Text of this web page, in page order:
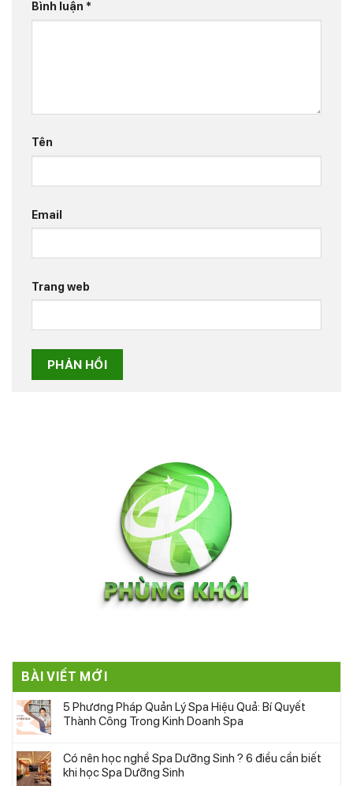
Bình luận *
Tên
Email
Trang web
BÀI VIẾT MỚI
5 Phương Pháp Quản Lý Spa Hiệu Quả: Bí Quyết
Thành Công Trong Kinh Doanh Spa
Có nên học nghề Spa Dưỡng Sinh ? 6 điều cần biết
khi học Spa Dưỡng Sinh